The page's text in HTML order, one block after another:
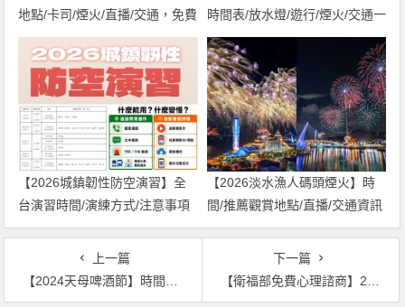
地點/卡司/煙火/直播/交通，免費
入場！
時間表/放水燈/遊行/煙火/交通一
次看！
【2026城鎮韌性防空演習】全
台演習時間/演練方式/注意事項
一次看！
【2026淡水漁人碼頭煙火】時
間/推薦觀賞地點/直播/交通資訊
一次看！
上一篇
【2024天母啤酒節】時間地點/演唱會藝人/市集/店家優惠/交通一次看！
下一篇
【衛福部免費心理諮商】2024全台合作機構/補助對象/地圖查詢一次看！